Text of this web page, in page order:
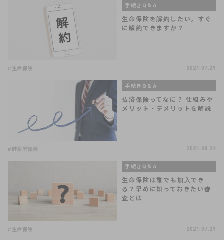
手続きQ＆A
生命保険を解約したい。すぐ
に解約できますか？
#生命保険 2021.07.29
手続きQ＆A
払済保険ってなに？ 仕組みや
メリット・デメリットを解説
#貯蓄型保険 2021.08.24
手続きQ＆A
生命保険は誰でも加入でき
る？早めに知っておきたい審
査とは
#生命保険 2021.07.29